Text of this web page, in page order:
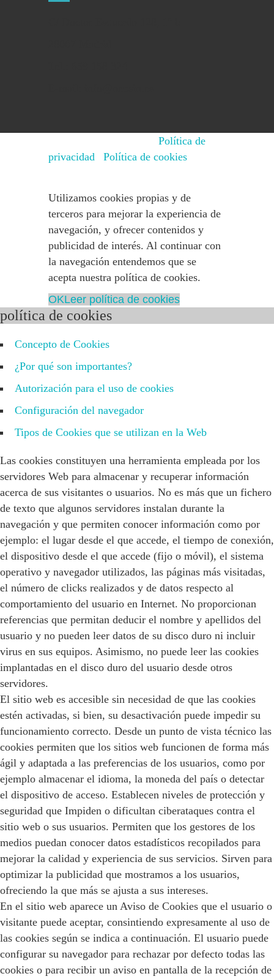
Política de
privacidad
Política de cookies
Utilizamos cookies propias y de
terceros para mejorar la experiencia de
navegación, y ofrecer contenidos y
publicidad de interés. Al continuar con
la navegación entendemos que se
acepta nuestra política de cookies.
OKLeer política de cookies
política de cookies
Concepto de Cookies
¿Por qué son importantes?
Autorización para el uso de cookies
Configuración del navegador
Tipos de Cookies que se utilizan en la Web
Las cookies constituyen una herramienta empleada por los
servidores Web para almacenar y recuperar información
acerca de sus visitantes o usuarios. No es más que un fichero
de texto que algunos servidores instalan durante la
navegación y que permiten conocer información como por
ejemplo: el lugar desde el que accede, el tiempo de conexión,
el dispositivo desde el que accede (fijo o móvil), el sistema
operativo y navegador utilizados, las páginas más visitadas,
el número de clicks realizados y de datos respecto al
comportamiento del usuario en Internet. No proporcionan
referencias que permitan deducir el nombre y apellidos del
usuario y no pueden leer datos de su disco duro ni incluir
virus en sus equipos. Asimismo, no puede leer las cookies
implantadas en el disco duro del usuario desde otros
servidores.
El sitio web es accesible sin necesidad de que las cookies
estén activadas, si bien, su desactivación puede impedir su
funcionamiento correcto. Desde un punto de vista técnico las
cookies permiten que los sitios web funcionen de forma más
ágil y adaptada a las preferencias de los usuarios, como por
ejemplo almacenar el idioma, la moneda del país o detectar
el dispositivo de acceso. Establecen niveles de protección y
seguridad que Impiden o dificultan ciberataques contra el
sitio web o sus usuarios. Permiten que los gestores de los
medios puedan conocer datos estadísticos recopilados para
mejorar la calidad y experiencia de sus servicios. Sirven para
optimizar la publicidad que mostramos a los usuarios,
ofreciendo la que más se ajusta a sus intereses.
En el sitio web aparece un Aviso de Cookies que el usuario o
visitante puede aceptar, consintiendo expresamente al uso de
las cookies según se indica a continuación. El usuario puede
configurar su navegador para rechazar por defecto todas las
cookies o para recibir un aviso en pantalla de la recepción de